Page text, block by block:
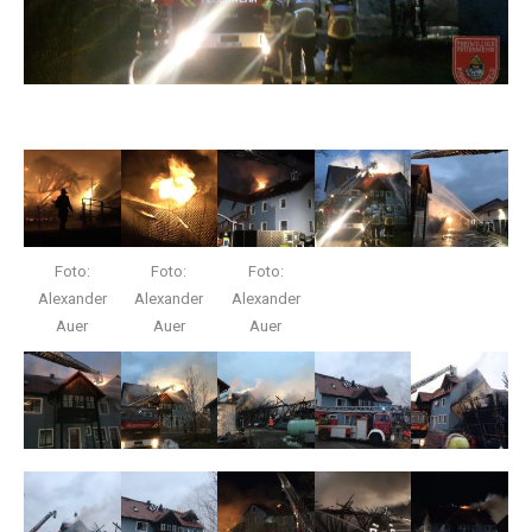
Foto:
Alexander
Auer
Foto:
Alexander
Auer
Foto:
Alexander
Auer